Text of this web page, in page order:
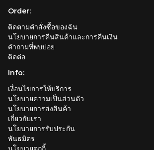
Order:
ติดตามคำสั่งซื้อของฉัน
นโยบายการคืนสินค้าและการคืนเงิน
คำถามที่พบบ่อย
ติดต่อ
Info:
เงื่อนไขการให้บริการ
นโยบายความเป็นส่วนตัว
นโยบายการส่งสินค้า
เกี่ยวกับเรา
นโยบายการรับประกัน
พันธมิตร